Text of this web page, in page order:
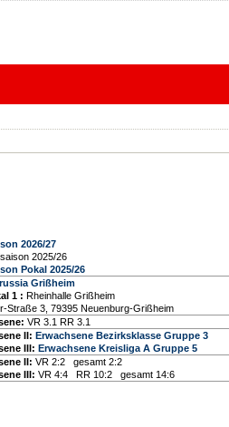
2026/27
2025/26
Pokal 2025/26
Grißheim
1 : Rheinhalle Grißheim
Straße 3, 79395 Neuenburg-Grißheim
VR 3.1 RR 3.1
II: Erwachsene Bezirksklasse Gruppe 3
III: Erwachsene Kreisliga A Gruppe 5
II: VR 2:2 gesamt 2:2
III: VR 4:4 RR 10:2 gesamt 14:6